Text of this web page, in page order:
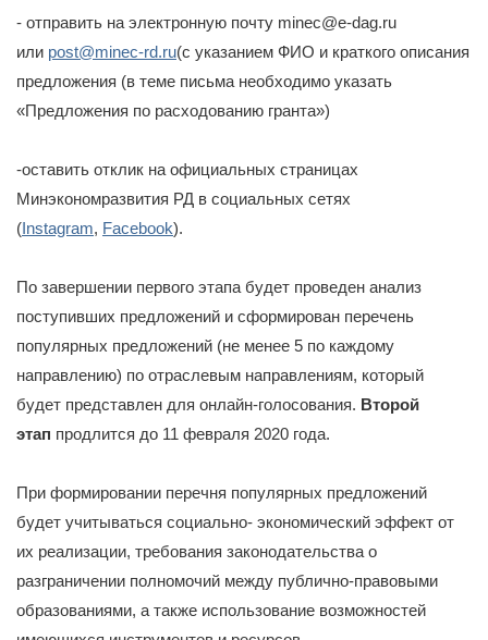
- отправить на электронную почту minec@e-dag.ru
или post@minec-rd.ru(с указанием ФИО и краткого описания
предложения (в теме письма необходимо указать
«Предложения по расходованию гранта»)
-оставить отклик на официальных страницах
Минэкономразвития РД в социальных сетях
(Instagram, Facebook).
По завершении первого этапа будет проведен анализ
поступивших предложений и сформирован перечень
популярных предложений (не менее 5 по каждому
направлению) по отраслевым направлениям, который
будет представлен для онлайн-голосования. Второй
этап продлится до 11 февраля 2020 года.
При формировании перечня популярных предложений
будет учитываться социально- экономический эффект от
их реализации, требования законодательства о
разграничении полномочий между публично-правовыми
образованиями, а также использование возможностей